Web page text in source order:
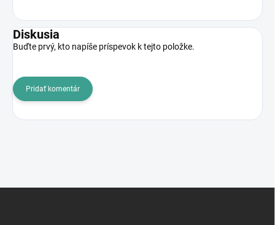
Diskusia
Buďte prvý, kto napíše príspevok k tejto položke.
Pridať komentár